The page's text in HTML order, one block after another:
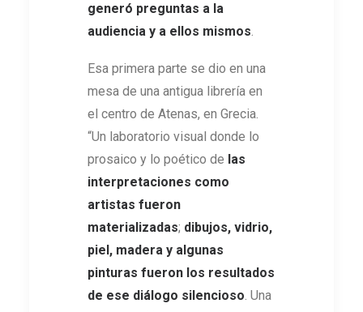
generó preguntas a la
audiencia y a ellos mismos.
Esa primera parte se dio en una
mesa de una antigua librería en
el centro de Atenas, en Grecia.
“Un laboratorio visual donde lo
prosaico y lo poético de las
interpretaciones como
artistas fueron
materializadas; dibujos, vidrio,
piel, madera y algunas
pinturas fueron los resultados
de ese diálogo silencioso. Una